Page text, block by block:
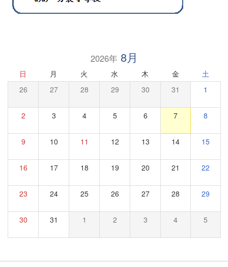
2026年8月
日 月 火 水 木 金 土
26 27 28 29 30 31 1
2 3 4 5 6 7 8
9 10 11 12 13 14 15
16 17 18 19 20 21 22
23 24 25 26 27 28 29
30 31 1 2 3 4 5